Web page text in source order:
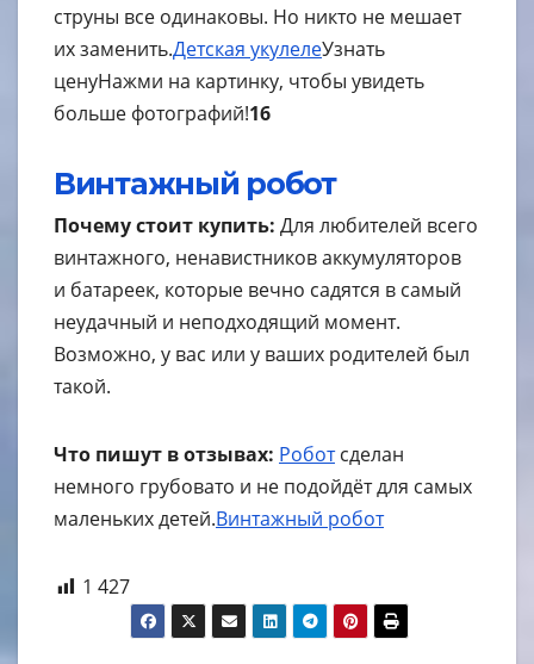
струны все одинаковы. Но никто не мешает
их заменить.Детская укулелеУзнать
ценуНажми на картинку, чтобы увидеть
больше фотографий!16
Винтажный робот
Почему стоит купить: Для любителей всего
винтажного, ненавистников аккумуляторов
и батареек, которые вечно садятся в самый
неудачный и неподходящий момент.
Возможно, у вас или у ваших родителей был
такой.
Что пишут в отзывах: Роботсделан
немного грубовато и не подойдёт для самых
маленьких детей.Винтажный робот
1 427